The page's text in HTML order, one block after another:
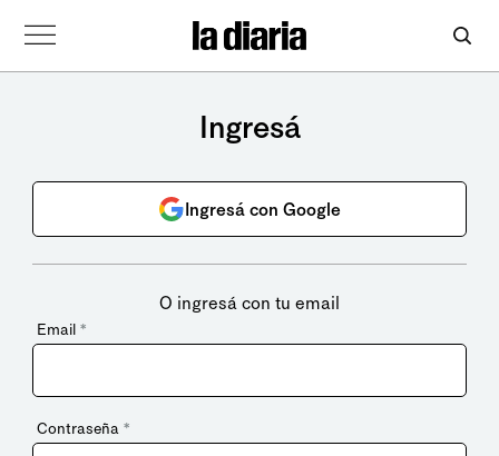
Ingresá
Ingresá con Google
O ingresá con tu email
Email *
Contraseña *